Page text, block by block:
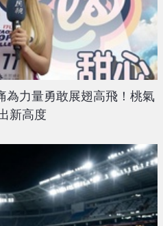
為力量勇敢展翅高飛！桃氣
新高度